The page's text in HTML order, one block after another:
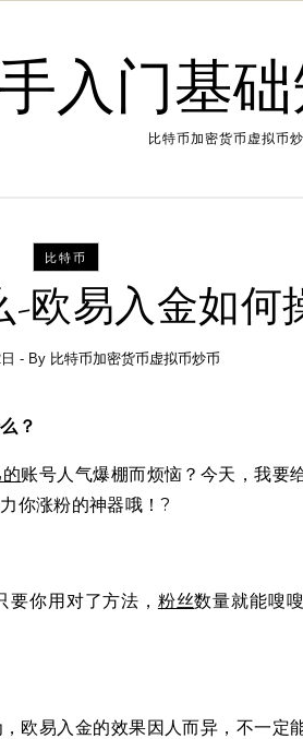
入门基
比特币加密货币虚拟币
比特币
欧易入金如何
- By 比特币加密货币虚拟币炒币
？
账号人气爆棚而烦恼？今天，我要
你涨粉的神器哦！?
你用对了方法， 粉丝数量就能嗖
欧易入金的效果因人而异，不一定